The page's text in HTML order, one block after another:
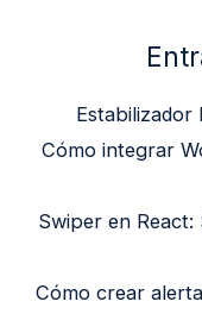
Estabilizador
Cómo integrar
Swiper en
Cómo crear